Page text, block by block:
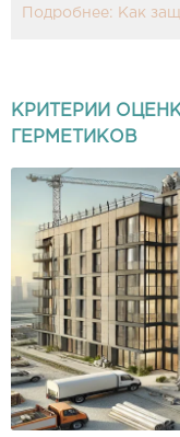
Подробнее: Как
КРИТЕРИИ
ГЕРМЕТИКОВ